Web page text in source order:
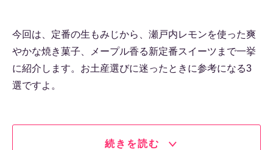
今回は、定番の生もみじから、瀬戸内レモンを使った爽
やかな焼き菓子、メープル香る新定番スイーツまで一挙
に紹介します。お土産選びに迷ったときに参考になる3
選ですよ。
続きを読む